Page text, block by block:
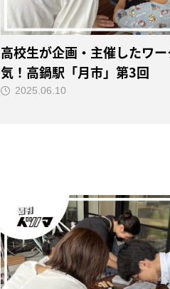
高校生が企画・主催したワ
気！高鍋駅「月市」第3回
2025.06.10